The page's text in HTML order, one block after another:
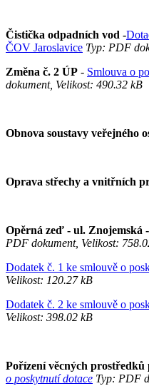
Čistička odpadních vod -
ČOV Jaroslavice Typ: PDF
Změna č. 2 ÚP - Smlouva o
dokument, Velikost: 490.32 kB
Obnova soustavy veřejného
Oprava střechy a vnitřních
Opěrná zeď - ul. Znojemská -
PDF dokument, Velikost:
Dodatek č. 1 ke smlouvě o
Velikost: 120.27 kB
Dodatek č. 2 ke smlouvě o
Velikost: 398.02 kB
Pořízení věcných
o poskytnutí dotace Typ: PDF